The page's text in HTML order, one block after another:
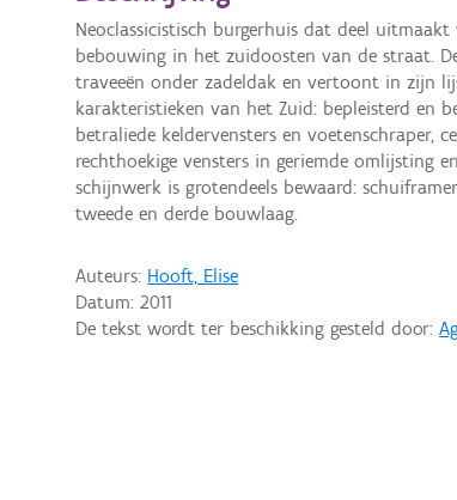
Neoclassicistisch burgerhuis dat deel uitmaakt
bebouwing in het zuidoosten van de straat.
traveeën onder zadeldak en vertoont in zijn
karakteristieken van het Zuid: bepleisterd en
betraliede keldervensters en voetenschraper,
rechthoekige vensters in geriemde omlijsting
schijnwerk is grotendeels bewaard:
tweede en derde bouwlaag.
Auteurs: Hooft, Elise
Datum:2011
De tekst wordt ter beschikking gesteld door: